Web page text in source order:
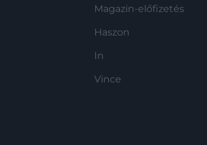
Magazin-előfizetés
Haszon
In
Vince